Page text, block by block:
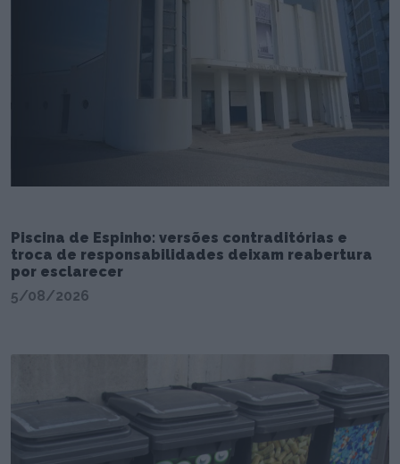
Piscina de Espinho: versões contraditórias e
troca de responsabilidades deixam reabertura
por esclarecer
5/08/2026